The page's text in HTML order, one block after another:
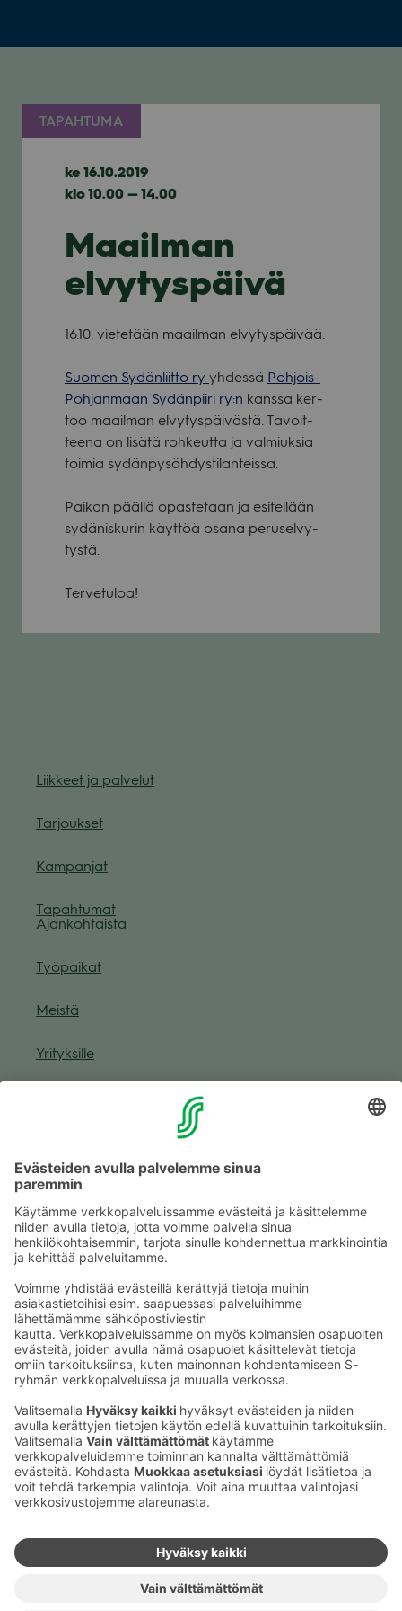
TAPAHTUMA
ke 16.10.2019
klo 10.00 — 14.00
Maailman
elvytyspäivä
16.10. vie­te­tään maa­il­man elvy­tys­päi­vää.
Suo­men Sydän­liitto ry yhdessä Poh­jois-
Poh­jan­maan Sydän­piiri ry:n kanssa ker­
too maa­il­man elvy­tys­päi­västä. Tavoit­
teena on lisätä roh­keutta ja val­miuk­sia
toi­mia sydän­py­säh­dys­ti­lan­teissa.
Pai­kan päällä opas­te­taan ja esi­tel­lään
sydä­nis­ku­rin käyt­töä osana perus­el­vy­
tystä.
Ter­ve­tu­loa!
Liik­keet ja pal­ve­lut
Tar­jouk­set
Kam­pan­jat
Tapah­tu­mat
Ajan­koh­taista
Työ­pai­kat
Meistä
Yri­tyk­sille
Muuta eväs­tea­se­tuk­sia & eväs­tein­for­maa­tio
Tie­to­suo­ja­se­loste (Arina)
Kaup­pa­kes­kus
Ma-pe
9–20
La
9–19
Su
11–18
Katso poik­keus­au­kio­lottäältä
Iso­katu 22–25,
90100 Oulu
Ma-pe
7–23
7–23